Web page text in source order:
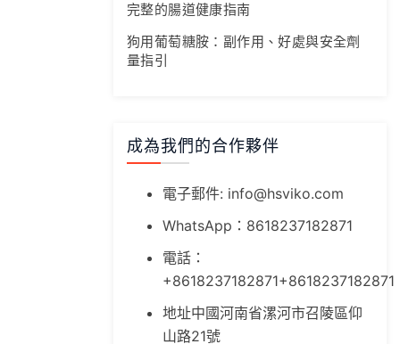
完整的腸道健康指南
狗用葡萄糖胺：副作用、好處與安全劑
量指引
成為我們的合作夥伴
電子郵件: info@hsviko.com
WhatsApp：8618237182871
電話：
+8618237182871+8618237182871
地址中國河南省漯河市召陵區仰
山路21號